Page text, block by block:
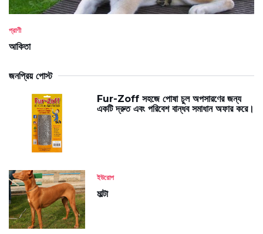
প্রাণী
আকিতা
জনপ্রিয় পোস্ট
Fur-Zoff সহজে পোষা চুল অপসারণের জন্য
একটি দ্রুত এবং পরিবেশ বান্ধব সমাধান অফার করে।
ইউরোপ
মাল্টা